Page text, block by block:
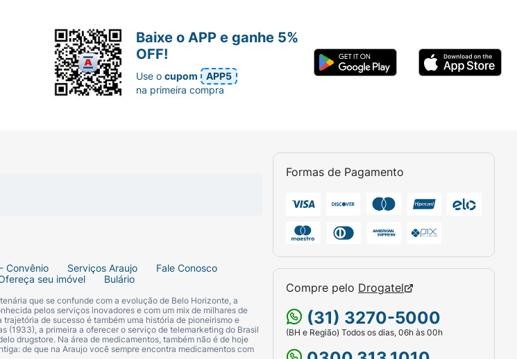
Convênio Serviços Araujo
Fale Conosco
seu imóvel Bulário
que se confunde com a evolução de Belo Horizonte, a
pelos serviços inovadores e com um mix de milhares de
de sucesso é também uma história de pioneirismo e
(1933), a primeira a oferecer o serviço de telemarketing do Brasil
drugstore. Na área de medicamentos, também não é de hoje
de que na Araujo você sempre encontra medicamentos com
Formas de Pagamento
Compre pelo Drogatel
(31) 3270-5000
(BH e Região) Todos os dias, 06h às 00h
Baixe o APP e ganhe 5%
OFF!
Use ocupom
APP5
na primeira compra